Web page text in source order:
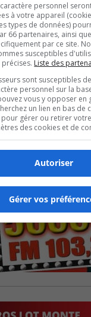
à 14h47
rassemble 200
personnel
à votre appareil
types de données)
66 partenaires, ainsi
par ce site.
susceptibles
Liste des
sont susceptibles
personnel sur la
vous y opposer en
un lien en bas de
pour gérer ou retirer
des cookies et de
Autoriser
Gérer vos